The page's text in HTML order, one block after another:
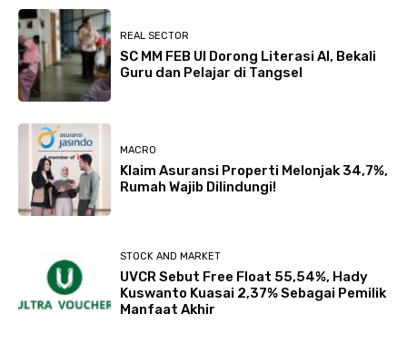
REAL SECTOR
SC MM FEB UI Dorong Literasi AI, Bekali
Guru dan Pelajar di Tangsel
MACRO
Klaim Asuransi Properti Melonjak 34,7%,
Rumah Wajib Dilindungi!
STOCK AND MARKET
UVCR Sebut Free Float 55,54%, Hady
Kuswanto Kuasai 2,37% Sebagai Pemilik
Manfaat Akhir